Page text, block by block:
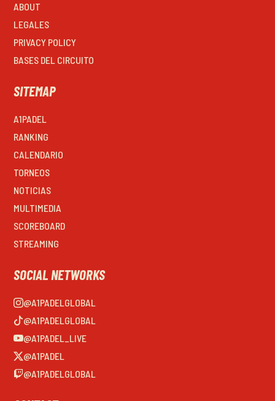
ABOUT
LEGALES
PRIVACY POLICY
BASES DEL CIRCUITO
SITEMAP
A1PADEL
RANKING
CALENDARIO
TORNEOS
NOTICIAS
MULTIMEDIA
SCOREBOARD
STREAMING
SOCIAL NETWORKS
@A1PADELGLOBAL
@A1PADELGLOBAL
@A1PADEL_LIVE
@A1PADEL
@A1PADELGLOBAL